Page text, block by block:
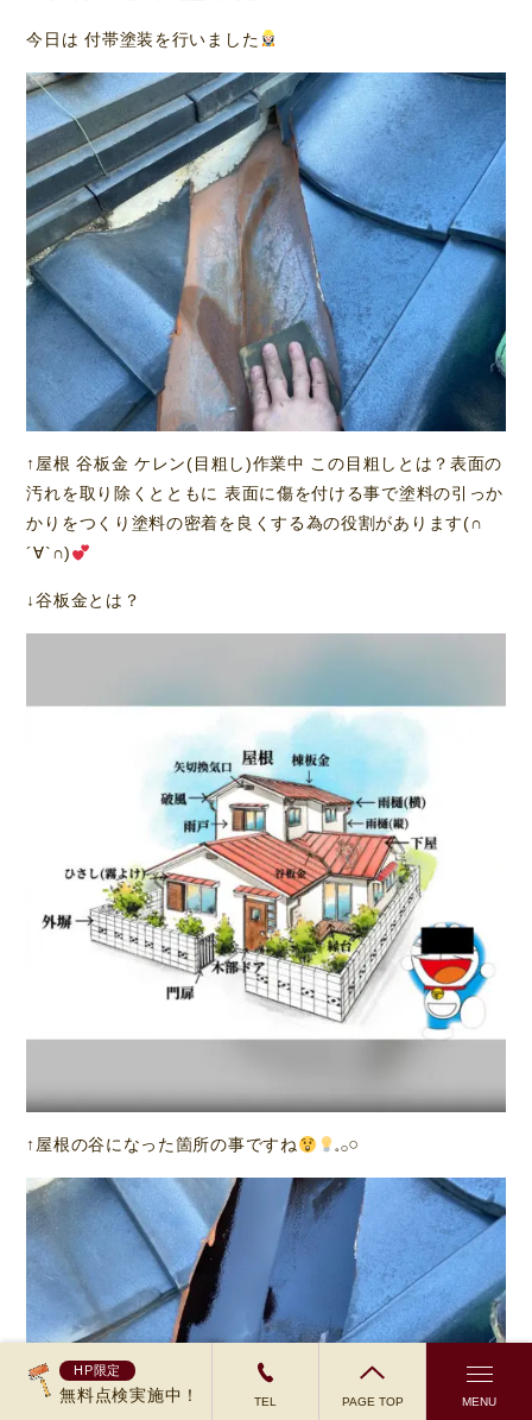
HP限定
無料点検実施中！ TEL PAGE TOP MENU
今日は 付帯塗装を行いました
↑屋根 谷板金 ケレン(目粗し)作業中 この目粗しとは？表面の
汚れを取り除くとともに 表面に傷を付ける事で塗料の引っか
かりをつくり塗料の密着を良くする為の役割があります(∩
´∀`∩)
↓谷板金とは？
↑屋根の谷になった箇所の事ですね 𓈒𓂂𓏸